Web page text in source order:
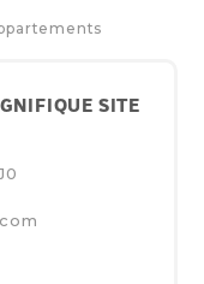
SITE